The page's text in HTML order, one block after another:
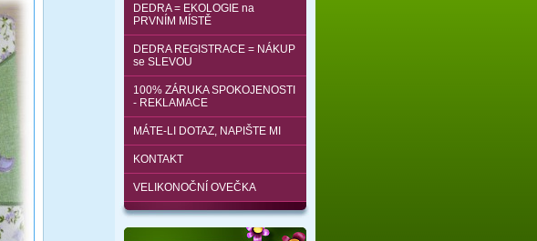
DEDRA = EKOLOGIE na
PRVNÍM MÍSTĚ
DEDRA REGISTRACE = NÁKUP
se SLEVOU
100% ZÁRUKA SPOKOJENOSTI
- REKLAMACE
MÁTE-LI DOTAZ, NAPIŠTE MI
KONTAKT
VELIKONOČNÍ OVEČKA